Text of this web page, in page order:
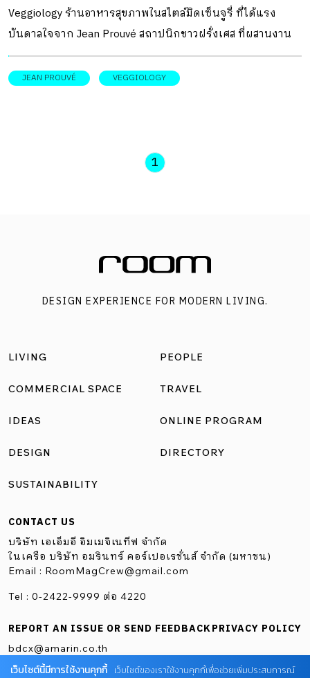
Veggiology ร้านอาหารสุขภาพในสไตล์มิดเซ็นจูรี่ ที่ได้แรง
บันดาลใจจาก Jean Prouvé สถาปนิกชาวฝรั่งเศส ที่ผสานงาน
โลหะและสถาปัตยกรรมเข้าด้วยกัน
JEAN PROUVÉ VEGGIOLOGY
1
DESIGN EXPERIENCE FOR MODERN LIVING.
LIVING
COMMERCIAL SPACE
IDEAS
DESIGN
SUSTAINABILITY
PEOPLE
TRAVEL
ONLINE PROGRAM
DIRECTORY
CONTACT US
บริษัท เอเอ็มอี อิมเมจิเนทีฟ จำกัด
ในเครือ บริษัท อมรินทร์ คอร์เปอเรชั่นส์ จำกัด (มหาชน)
Email : RoomMagCrew@gmail.com
Tel : 0-2422-9999 ต่อ 4220
REPORT AN ISSUE OR SEND FEEDBACK
bdcx@amarin.co.th
PRIVACY POLICY
เว็บไซต์นี้มีการใช้งานคุกกี้ เว็บไซต์ของเราใช้งานคุกกี้เพื่อช่วยเพิ่มประสบการณ์